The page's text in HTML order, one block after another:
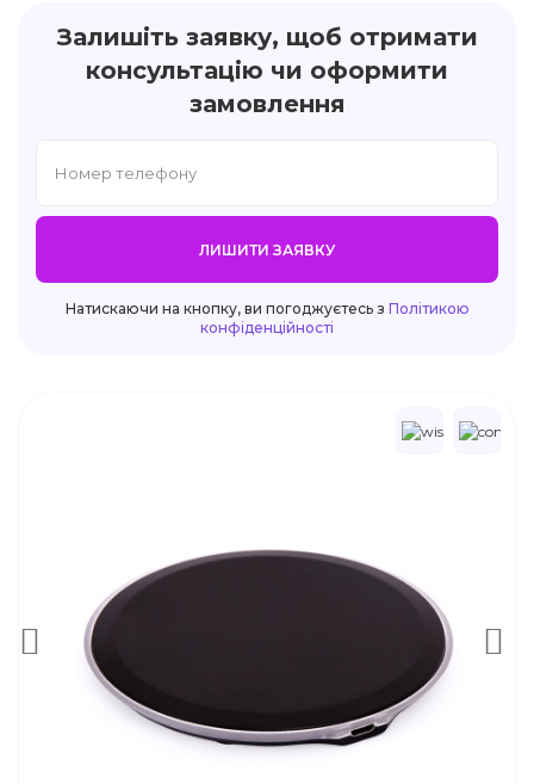
Залишіть заявку, щоб отримати
консультацію чи оформити
замовлення
ЛИШИТИ ЗАЯВКУ
Натискаючи на кнопку, ви погоджуєтесь з Політикою
конфіденційності